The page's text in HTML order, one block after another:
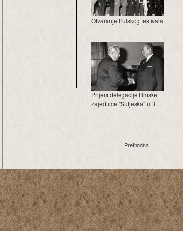
Otvaranje Pulskog festivala
Prijem delegacije filmske
zajednice "Sutjeska" u B ...
Prethodna